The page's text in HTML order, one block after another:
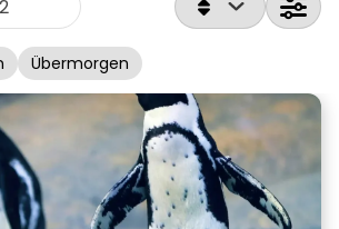
Übermorgen